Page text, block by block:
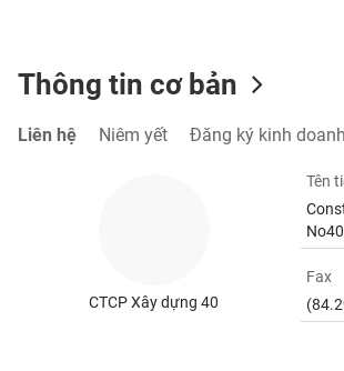
Thông tin cơ bản
Liên hệ Niêm yết Đăng ký kinh doanh
CTCP Xây dựng 40
Tên
No40
Fax
TIÊU